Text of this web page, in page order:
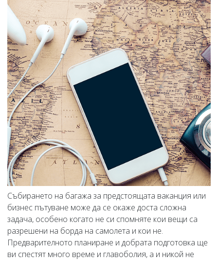
Събирането на багажа за предстоящата ваканция или
бизнес пътуване може да се окаже доста сложна
задача, особено когато не си спомняте кои вещи са
разрешени на борда на самолета и кои не.
Предварителното планиране и добрата подготовка ще
ви спестят много време и главоболия, а и никой не